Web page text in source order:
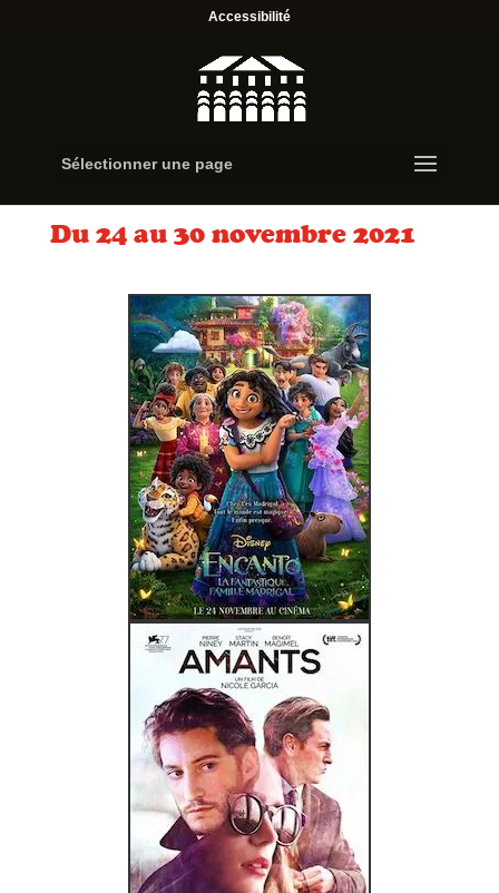
Accessibilité
Sélectionner une page
Du 24 au 30 novembre 2021